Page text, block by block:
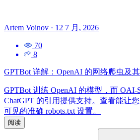
Artem Voinov · 12 7 月, 2026
70
8
GPTBot 详解：OpenAI 的网络爬虫及
GPTBot 训练 OpenAI 的模型，而 OAI-
ChatGPT 的引用提供支持。查看能让
可见的准确 robots.txt 设置。
阅读